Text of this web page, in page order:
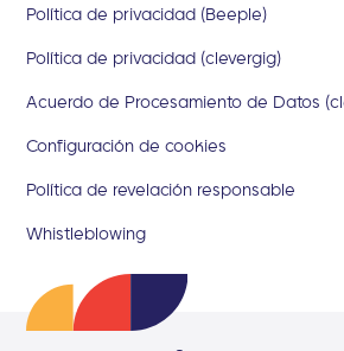
Política de privacidad (Beeple)
Política de privacidad (clevergig)
Acuerdo de Procesamiento de Datos
Configuración de cookies
Política de revelación responsable
Whistleblowing